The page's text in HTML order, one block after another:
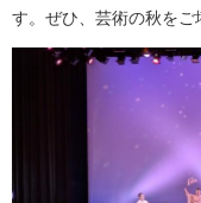
す。ぜひ、芸術の秋をご